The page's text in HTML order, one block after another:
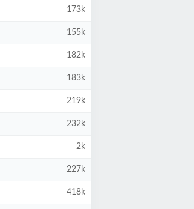
173k
155k
182k
183k
219k
232k
2k
227k
418k